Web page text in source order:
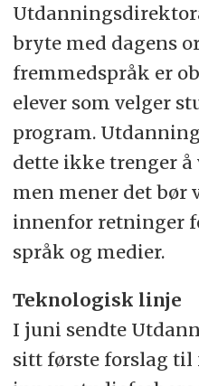
bryte med dagens
fremmedspråk er
elever som velger
program.
dette ikke trenger
men mener det
innenfor retninger
språk og medier.
Teknologisk linje
I juni sendte
sitt første forslag